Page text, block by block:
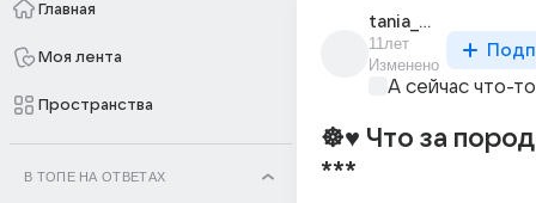
Главная
Моя лента
Пространства
В ТОПЕ НА ОТВЕТАХ
tania_piratka
11лет
Изменено
А сейчас что-
☸♥ Что за
***